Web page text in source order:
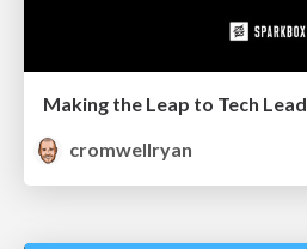
Making the Leap to Tech Lead
cromwellryan